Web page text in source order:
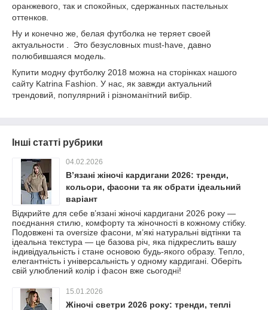
оранжевого, так и спокойных, сдержанных пастельных
оттенков.
Ну и конечно же, белая футболка не теряет своей
актуальности . Это безусловных must-have, давно
полюбившаяся модель.
Купити модну футболку 2018 можна на сторінках нашого
сайту Katrina Fashion. У нас, як завжди актуальний
трендовий, популярний і різноманітний вибір.
Інші статті рубрики
04.02.2026
В’язані жіночі кардигани 2026: тренди,
кольори, фасони та як обрати ідеальний
варіант
Відкрийте для себе в’язані жіночі кардигани 2026 року —
поєднання стилю, комфорту та жіночності в кожному стібку.
Подовжені та oversize фасони, м’які натуральні відтінки та
ідеальна текстура — це базова річ, яка підкреслить вашу
індивідуальність і стане основою будь-якого образу. Тепло,
елегантність і універсальність у одному кардигані. Оберіть
свій улюблений колір і фасон вже сьогодні!
15.01.2026
Жіночі светри 2026 року: тренди, теплі